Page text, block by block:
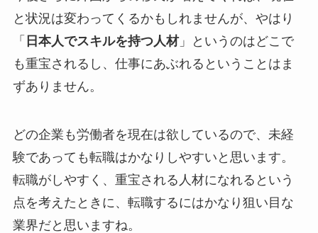
と状況は変わってくるかもしれませんが、やはり
「 日本人でスキルを持つ人材」というのはどこで
も重宝されるし、仕事にあぶれるということはま
ずありません。
どの企業も労働者を現在は欲しているので、未経
験であっても転職はかなりしやすいと思います。
転職がしやすく、重宝される人材になれるという
点を考えたときに、転職するにはかなり狙い目な
業界だと思いますね。